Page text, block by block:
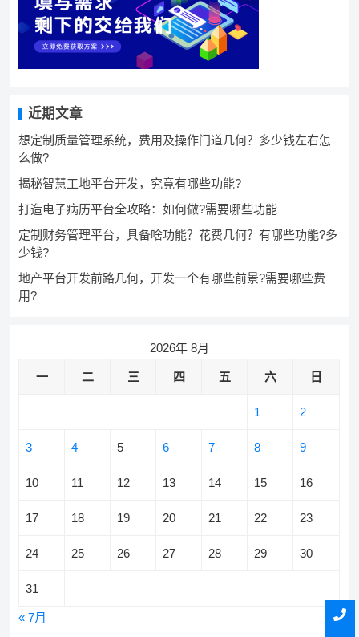
近期文章
想定制质量管理系统，费用及操作门道几何？多少钱左右怎
么做?
揭秘智慧工地平台开发，究竟有哪些功能?
打造电子病历平台全攻略：如何做?需要哪些功能
定制财务管理平台，具备啥功能？花费几何？有哪些功能?多
少钱?
地产平台开发前路几何，开发一个有哪些前景?需要哪些费
用?
2026年 8月
一 二 三 四 五 六 日
1 2
3 4 5 6 7 8 9
10 11 12 13 14 15 16
17 18 19 20 21 22 23
24 25 26 27 28 29 30
31
« 7月